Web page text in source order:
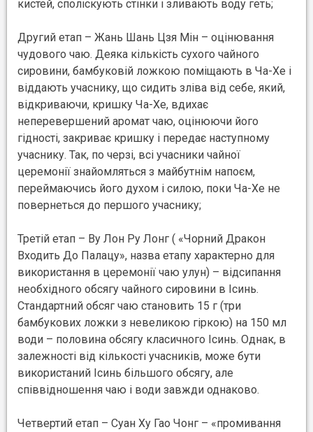
кистей, споліскують стінки і зливають воду геть;
Другий етап – Жань Шань Цзя Мін – оцінювання
чудового чаю. Деяка кількість сухого чайного
сировини, бамбуковій ложкою поміщають в Ча-Хе і
віддають учаснику, що сидить зліва від себе, який,
відкриваючи, кришку Ча-Хе, вдихає
неперевершений аромат чаю, оцінюючи його
гідності, закриває кришку і передає наступному
учаснику. Так, по черзі, всі учасники чайної
церемонії знайомляться з майбутнім напоєм,
переймаючись його духом і силою, поки Ча-Хе не
повернеться до першого учаснику;
Третій етап – Ву Лон Ру Лонг ( «Чорний Дракон
Входить До Палацу», назва етапу характерно для
використання в церемонії чаю улун) – відсипання
необхідного обсягу чайного сировини в Ісинь.
Стандартний обсяг чаю становить 15 г (три
бамбукових ложки з невеликою гіркою) на 150 мл
води – половина обсягу класичного Ісинь. Однак, в
залежності від кількості учасників, може бути
використаний Ісинь більшого обсягу, але
співвідношення чаю і води завжди однаково.
Четвертий етап – Суан Ху Гао Чонг – «промивання